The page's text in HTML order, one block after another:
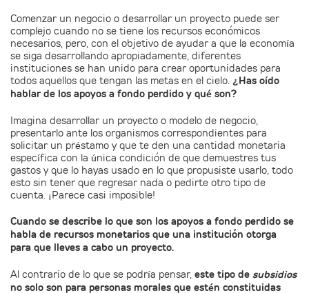
Comenzar un negocio o desarrollar un proyecto puede ser
complejo cuando no se tiene los recursos económicos
necesarios, pero, con el objetivo de ayudar a que la economía
se siga desarrollando apropiadamente, diferentes
instituciones se han unido para crear oportunidades para
todos aquellos que tengan las metas en el cielo. ¿Has oído
hablar de los apoyos a fondo perdido y qué son?
Imagina desarrollar un proyecto o modelo de negocio,
presentarlo ante los organismos correspondientes para
solicitar un préstamo y que te den una cantidad monetaria
específica con la única condición de que demuestres tus
gastos y que lo hayas usado en lo que propusiste usarlo, todo
esto sin tener que regresar nada o pedirte otro tipo de
cuenta. ¡Parece casi imposible!
Cuando se describe lo que son los apoyos a fondo perdido se
habla de recursos monetarios que una institución otorga
para que lleves a cabo un proyecto.
Al contrario de lo que se podría pensar, este tipo de subsidios
no solo son para personas morales que estén constituidas